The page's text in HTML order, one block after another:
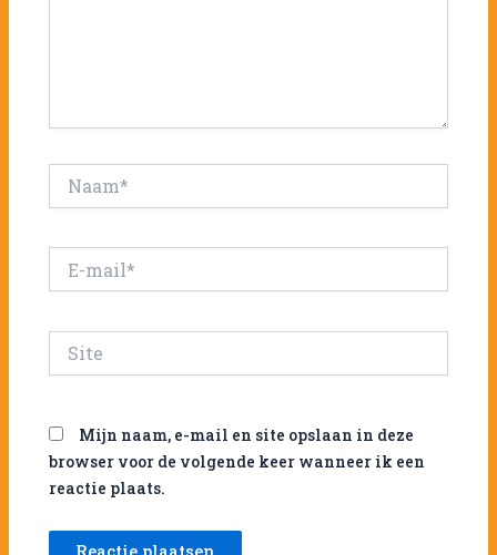
mail*
Mijn naam, e-mail en site opslaan in deze
browser voor de volgende keer wanneer ik een
reactie plaats.